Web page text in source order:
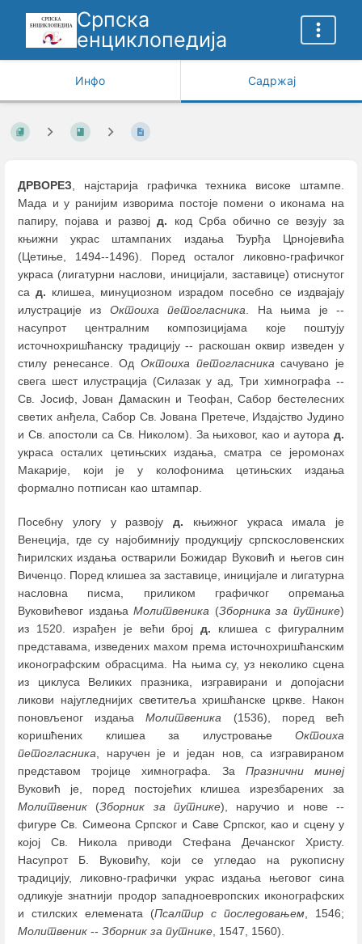
Српска
енциклопедија
Инфо Садржај
ДРВОРЕЗ, најстарија графичка техника високе штампе.
Мада и у ранијим изворима постоје помени о иконама на
папиру, појава и развојд. код Срба обично се везују за
књижни украс штампаних издања Ђурђа Црнојевића
(Цетиње, 1494--1496). Поред осталог ликовно-графичког
украса (лигатурни наслови, иницијали, заставице) отиснутог
сaд. клишеа, минуциозном израдом посебно се издвајају
илустрације из Октоиха петогласника. На њима је --
насупрот централним композицијама које поштују
источнохришћанску традицију -- раскошан оквир изведен у
стилу ренесансе. Од Октоиха петогласникасачувано је
свега шест илустрација (Силазак у ад, Три химнографа --
Св. Јосиф, Јован Дамаскин и Теофан, Сабор бестелесних
светих анђела, Сабор Св. Јована Претече, Издајство Јудино
и Св. апостоли са Св. Николом). За њиховог, као и аутора д.
украса осталих цетињских издања, сматра се јеромонах
Макарије, који је у колофонима цетињских издања
формално потписан као штампар.
Посебну улогу у развоју д. књижног украса имала је
Венеција, где су најобимнију продукцију српскословенских
ћирилских издања остварили Божидар Вуковић и његов син
Виченцо. Поред клишеа за заставице, иницијале и лигатурна
насловна писма, приликом графичког опремања
Вуковићевог издањаМолитвеника (Зборника за путнике)
из 1520. израђен је већи бројд. клишеа с фигуралним
представама, изведених махом према источнохришћанским
иконографским обрасцима. На њима су, уз неколико сцена
из циклуса Великих празника, изгравирани и допојасни
ликови најугледнијих светитеља хришћанске цркве. Након
поновљеног издањаМолитвеника (1536), поред већ
коришћених клишеа за илустровање Октоиха
петогласника , наручен је и један нов, са изгравираном
представом тројице химнографа. За Празнични минеј
Вуковић је, поред постојећих клишеа изрезбарених за
Молитвеник (Зборник за путнике), наручио и нове --
фигуре Св. Симеона Српског и Саве Српског, као и сцену у
којој Св. Никола приводи Стефана Дечанског Христу.
Насупрот Б. Вуковићу, који се угледао на рукописну
традицију, ликовно-графички украс издања његовог сина
одликује знатнији продор западноевропских иконографских
и стилских елемената (Псалтир с последовањем , 1546;
Молитвеник -- Зборник за путнике , 1547, 1560).